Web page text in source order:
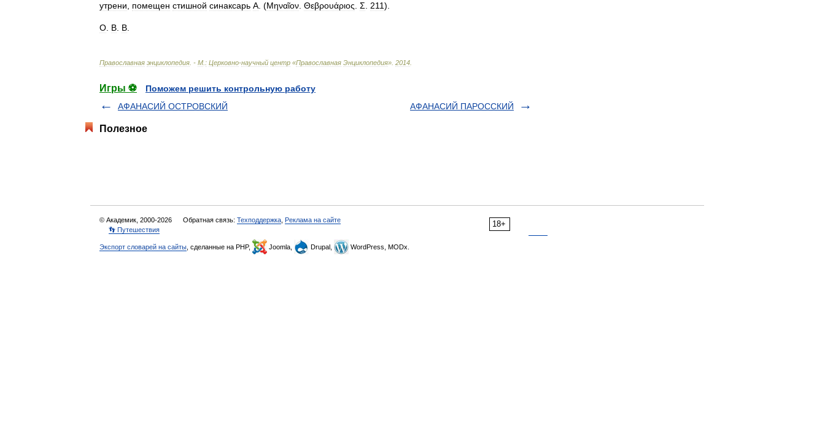
утрени
помещен стишной синаксарь А . (Μηναῖον Θεβρουάριος Σ 211).
О В В
Православная энциклопедия . - М : Церковно-научный центр «Православная Энциклопедия» 2014
Игры ⚽
Поможем решить контрольную работу
АФАНАСИЙ ОСТРОВСКИЙ
АФАНАСИЙ ПАРОССКИЙ
Полезное
18+
© Академик, 2000-2026 Обратная связь: Техподдержка Реклама на сайте
👣 Путешествия
Экспорт словарей на сайты , сделанные на PHP, Joomla, Drupal, WordPress, MODx.